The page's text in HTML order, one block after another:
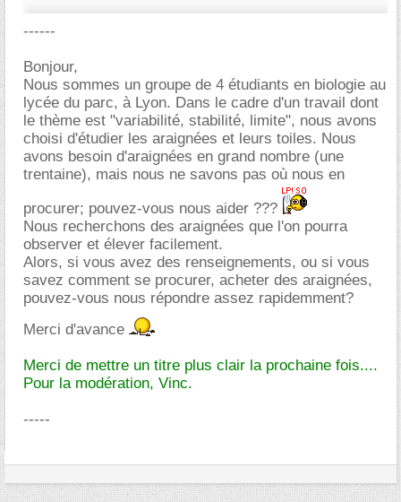
------
Bonjour,
Nous sommes un groupe de 4 étudiants en biologie au
lycée du parc, à Lyon. Dans le cadre d'un travail dont
le thème est "variabilité, stabilité, limite", nous avons
choisi d'étudier les araignées et leurs toiles. Nous
avons besoin d'araignées en grand nombre (une
trentaine), mais nous ne savons pas où nous en
procurer; pouvez-vous nous aider ???
Nous recherchons des araignées que l'on pourra
observer et élever facilement.
Alors, si vous avez des renseignements, ou si vous
savez comment se procurer, acheter des araignées,
pouvez-vous nous répondre assez rapidemment?
Merci d'avance
Merci de mettre un titre plus clair la prochaine fois....
Pour la modération, Vinc.
-----